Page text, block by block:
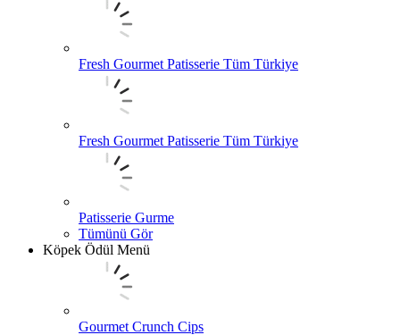
Fresh Gourmet Patisserie Tüm Türkiye
Fresh Gourmet Patisserie Tüm Türkiye
Patisserie Gurme
Tümünü Gör
Köpek Ödül Menü
Gourmet Crunch Cips